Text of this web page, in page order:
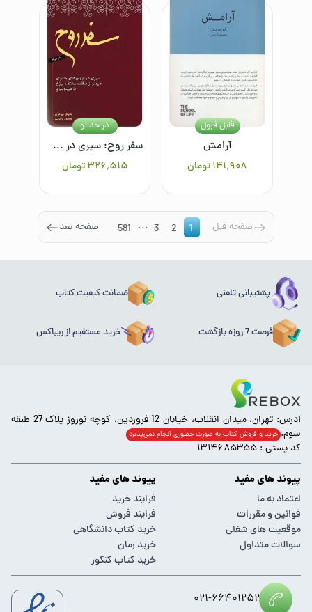
آرامش
۱۴۱٬۹۰۸تومان
قابل قبول
سفر روح: سیری در جهان‌های معنوی، دیدار از طبقات مختلف برزخ با هیپنوتیزم
۳۲۶٬۵۱۵ تومان
در حد نو
صفحه قبل 1
2
3
...
581 صفحه بعد
پشتیبانی تلفنی ضمانت کیفیت کتاب
فرصت 7 روزه بازگشت خرید مستقیم از ریباکس
آدرس: تهران، میدان انقلاب، خیابان 12 فروردین، کوچه نوروز پلاک 27 طبقه
سوم. خرید و فروش کتاب به صورت حضوری انجام‌ نمی‌پذیرد
کد پستی : ۱۳۱۴۶۸۵۳۵۵
پیوند های مفید
اعتماد به ما
قوانین و مقررات
موقعیت های شغلی
سوالات متداول
پیوند های مفید
فرایند خرید
فرایند فروش
خرید کتاب دانشگاهی
خرید رمان
خرید کتاب کنکور
۰۲۱-۶۶۴۰۱۲۵۲